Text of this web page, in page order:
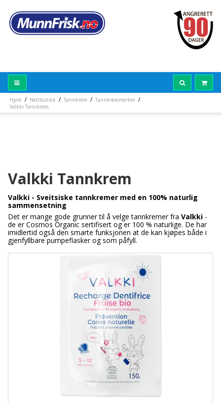
Hjem / Nettbutikk / Tannkrem / Tannkremmerker /
Valkki Tannkrem
Valkki Tannkrem
Valkki - Sveitsiske tannkremer med en 100% naturlig
sammensetning
Det er mange gode grunner til å velge tannkremer fra Valkki -
de er Cosmos Organic sertifisert og er 100 % naturlige. De har
imidlertid også den smarte funksjonen at de kan kjøpes både i
gjenfyllbare pumpeflasker og som påfyll.